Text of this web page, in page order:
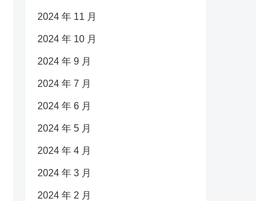
2024 年 11 月
2024 年 10 月
2024 年 9 月
2024 年 7 月
2024 年 6 月
2024 年 5 月
2024 年 4 月
2024 年 3 月
2024 年 2 月